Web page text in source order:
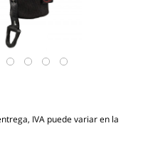
IVA puede variar en la